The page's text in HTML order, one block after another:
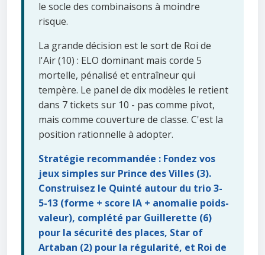
le socle des combinaisons à moindre
risque.
La grande décision est le sort de Roi de
l'Air (10) : ELO dominant mais corde 5
mortelle, pénalisé et entraîneur qui
tempère. Le panel de dix modèles le retient
dans 7 tickets sur 10 - pas comme pivot,
mais comme couverture de classe. C'est la
position rationnelle à adopter.
Stratégie recommandée : Fondez vos
jeux simples sur Prince des Villes (3).
Construisez le Quinté autour du trio 3-
5-13 (forme + score IA + anomalie poids-
valeur), complété par Guillerette (6)
pour la sécurité des places, Star of
Artaban (2) pour la régularité, et Roi de